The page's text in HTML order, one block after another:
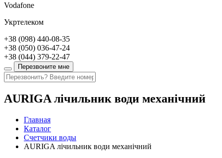
Vodafone
Укртелеком
+38 (098) 440-08-35
+38 (050) 036-47-24
+38 (044) 379-22-47
Перезвоните мне
AURIGA лічильник води механічний
Главная
Каталог
Счетчики воды
AURIGA лічильник води механічний